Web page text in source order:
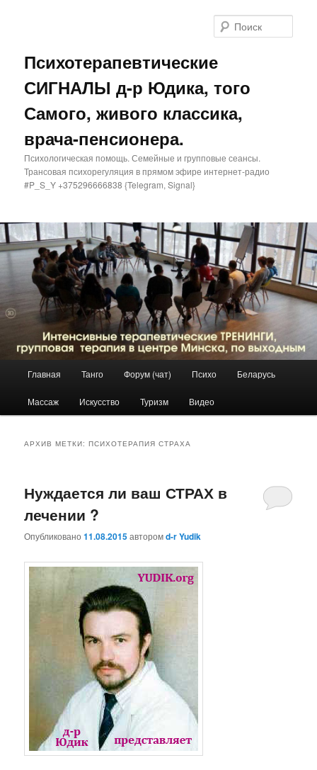
Психотерапевтические
СИГНАЛЫ д-р Юдика, того
Самого, живого классика,
врача-пенсионера.
Психологическая помощь. Семейные и групповые сеансы.
Трансовая психорегуляция в прямом эфире интернет-радио
#P_S_Y +375296666838 {Telegram, Signal}
Перейти
к
Перейти
к
Главная Танго Форум (чат) Психо Беларусь
Массаж Искусство Туризм Видео
АРХИВ МЕТКИ:ПСИХОТЕРАПИЯ СТРАХА
Нуждается ли ваш СТРАХ в
лечении ?
Опубликовано11.08.2015авторомd-r Yudik